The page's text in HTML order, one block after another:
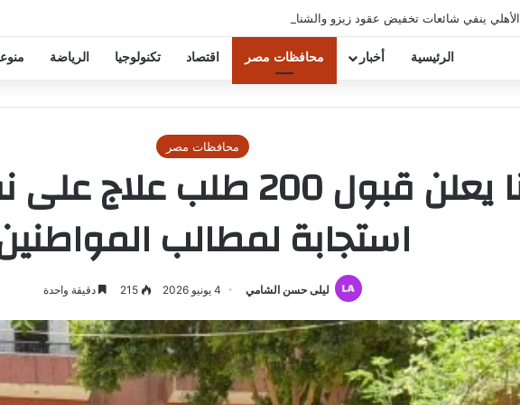
الأهلي ينفي شائعات تخفيض عقود زيزو والشناوي
الرئيسية أخبار محافظات مصر اقتصاد تكنولوجيا الرياضة
محافظات مصر
محافظ قنا يعلن قبول 200
استجابة لمطالب
ليلى حسن الشامي 4 يونيو 2026 215 دقيقة واحدة